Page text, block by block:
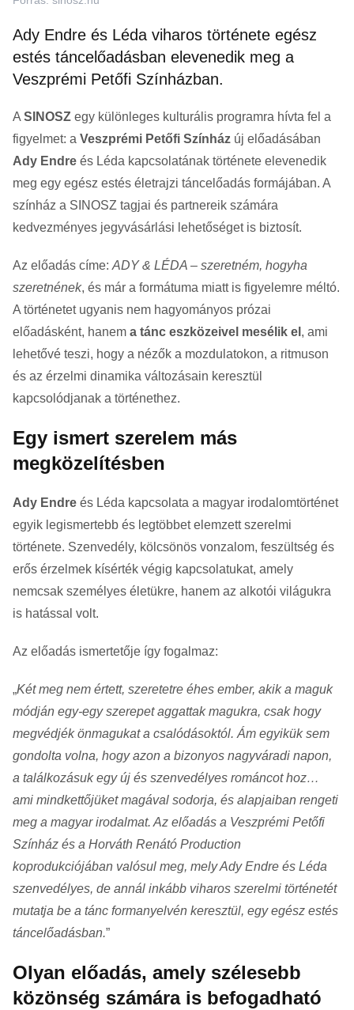
Ady Endre és Léda viharos története egész
estés táncelőadásban elevenedik meg a
Veszprémi Petőfi Színházban.
A SINOSZ egy különleges kulturális programra hívta fel a
figyelmet: a Veszprémi Petőfi Színház új előadásában
Ady Endre és Léda kapcsolatának története elevenedik
meg egy egész estés életrajzi táncelőadás formájában. A
színház a SINOSZ tagjai és partnereik számára
kedvezményes jegyvásárlási lehetőséget is biztosít.
Az előadás címe: ADY & LÉDA – szeretném, hogyha
szeretnének, és már a formátuma miatt is figyelemre méltó.
A történetet ugyanis nem hagyományos prózai
előadásként, hanem a tánc eszközeivel mesélik el , ami
lehetővé teszi, hogy a nézők a mozdulatokon, a ritmuson
és az érzelmi dinamika változásain keresztül
kapcsolódjanak a történethez.
Egy ismert szerelem más
megközelítésben
Ady Endre és Léda kapcsolata a magyar irodalomtörténet
egyik legismertebb és legtöbbet elemzett szerelmi
története. Szenvedély, kölcsönös vonzalom, feszültség és
erős érzelmek kísérték végig kapcsolatukat, amely
nemcsak személyes életükre, hanem az alkotói világukra
is hatással volt.
Az előadás ismertetője így fogalmaz:
„Két meg nem értett, szeretetre éhes ember, akik a maguk
módján egy-egy szerepet aggattak magukra, csak hogy
megvédjék önmagukat a csalódásoktól. Ám egyikük sem
gondolta volna, hogy azon a bizonyos nagyváradi napon,
a találkozásuk egy új és szenvedélyes románcot hoz…
ami mindkettőjüket magával sodorja, és alapjaiban rengeti
meg a magyar irodalmat. Az előadás a Veszprémi Petőfi
Színház és a Horváth Renátó Production
koprodukciójában valósul meg, mely Ady Endre és Léda
szenvedélyes, de annál inkább viharos szerelmi történetét
mutatja be a tánc formanyelvén keresztül, egy egész estés
táncelőadásban.”
Olyan előadás, amely szélesebb
közönség számára is befogadható